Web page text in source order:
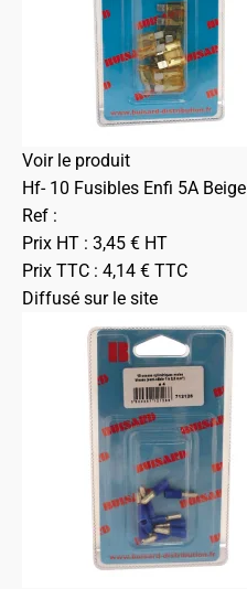
Voir le produit
Hf- 10 Fusibles Enfi 5A Beige
Ref :
Prix HT : 3,45 € HT
Prix TTC : 4,14 € TTC
Diffusé sur le site